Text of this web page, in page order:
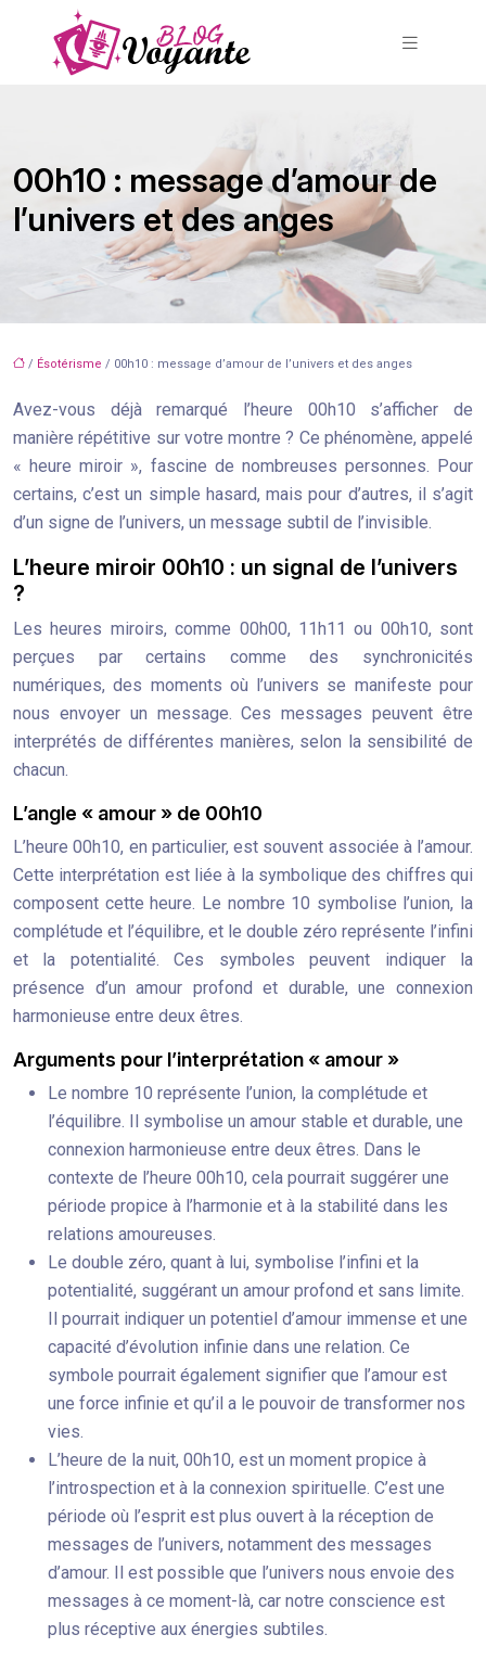
00h10 : message d’amour de
l’univers et des anges
/ Ésotérisme / 00h10 : message d’amour de l’univers et des anges
Avez-vous déjà remarqué l’heure 00h10 s’afficher de
manière répétitive sur votre montre ? Ce phénomène, appelé
« heure miroir », fascine de nombreuses personnes. Pour
certains, c’est un simple hasard, mais pour d’autres, il s’agit
d’un signe de l’univers, un message subtil de l’invisible.
L’heure miroir 00h10 : un signal de l’univers
?
Les heures miroirs, comme 00h00, 11h11 ou 00h10, sont
perçues par certains comme des synchronicités
numériques, des moments où l’univers se manifeste pour
nous envoyer un message. Ces messages peuvent être
interprétés de différentes manières, selon la sensibilité de
chacun.
L’angle « amour » de 00h10
L’heure 00h10, en particulier, est souvent associée à l’amour.
Cette interprétation est liée à la symbolique des chiffres qui
composent cette heure. Le nombre 10 symbolise l’union, la
complétude et l’équilibre, et le double zéro représente l’infini
et la potentialité. Ces symboles peuvent indiquer la
présence d’un amour profond et durable, une connexion
harmonieuse entre deux êtres.
Arguments pour l’interprétation « amour »
Le nombre 10 représente l’union, la complétude et
l’équilibre. Il symbolise un amour stable et durable, une
connexion harmonieuse entre deux êtres. Dans le
contexte de l’heure 00h10, cela pourrait suggérer une
période propice à l’harmonie et à la stabilité dans les
relations amoureuses.
Le double zéro, quant à lui, symbolise l’infini et la
potentialité, suggérant un amour profond et sans limite.
Il pourrait indiquer un potentiel d’amour immense et une
capacité d’évolution infinie dans une relation. Ce
symbole pourrait également signifier que l’amour est
une force infinie et qu’il a le pouvoir de transformer nos
vies.
L’heure de la nuit, 00h10, est un moment propice à
l’introspection et à la connexion spirituelle. C’est une
période où l’esprit est plus ouvert à la réception de
messages de l’univers, notamment des messages
d’amour. Il est possible que l’univers nous envoie des
messages à ce moment-là, car notre conscience est
plus réceptive aux énergies subtiles.